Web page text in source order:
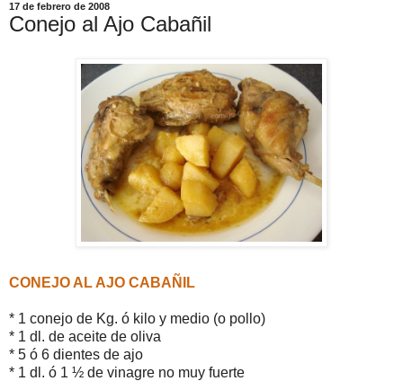
17 de febrero de 2008
Conejo al Ajo Cabañil
CONEJO AL AJO CABAÑIL
* 1 conejo de Kg. ó kilo y medio (o pollo)
* 1 dl. de aceite de oliva
* 5 ó 6 dientes de ajo
* 1 dl. ó 1 ½ de vinagre no muy fuerte